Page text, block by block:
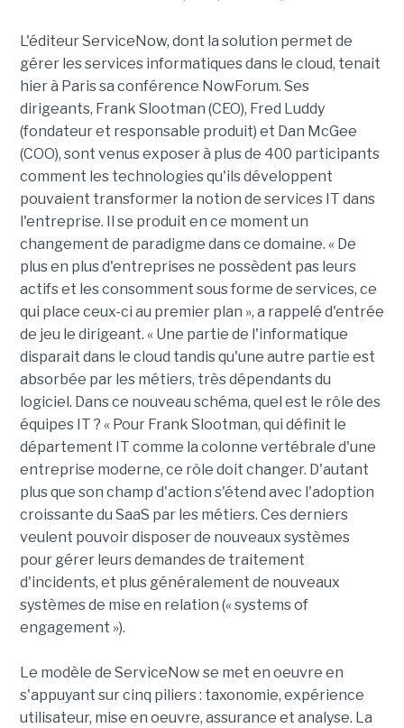
L'éditeur ServiceNow, dont la solution permet de
gérer les services informatiques dans le cloud, tenait
hier à Paris sa conférence NowForum. Ses
dirigeants, Frank Slootman (CEO), Fred Luddy
(fondateur et responsable produit) et Dan McGee
(COO), sont venus exposer à plus de 400 participants
comment les technologies qu'ils développent
pouvaient transformer la notion de services IT dans
l'entreprise. Il se produit en ce moment un
changement de paradigme dans ce domaine. « De
plus en plus d'entreprises ne possèdent pas leurs
actifs et les consomment sous forme de services, ce
qui place ceux-ci au premier plan », a rappelé d'entrée
de jeu le dirigeant. « Une partie de l'informatique
disparait dans le cloud tandis qu'une autre partie est
absorbée par les métiers, très dépendants du
logiciel. Dans ce nouveau schéma, quel est le rôle des
équipes IT ? « Pour Frank Slootman, qui définit le
département IT comme la colonne vertébrale d'une
entreprise moderne, ce rôle doit changer. D'autant
plus que son champ d'action s'étend avec l'adoption
croissante du SaaS par les métiers. Ces derniers
veulent pouvoir disposer de nouveaux systèmes
pour gérer leurs demandes de traitement
d'incidents, et plus généralement de nouveaux
systèmes de mise en relation (« systems of
engagement »).
Le modèle de ServiceNow se met en oeuvre en
s'appuyant sur cinq piliers : taxonomie, expérience
utilisateur, mise en oeuvre, assurance et analyse. La